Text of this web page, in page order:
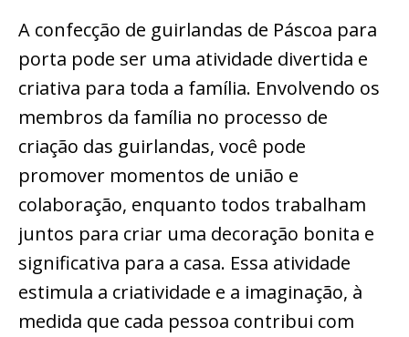
A confecção de guirlandas de Páscoa para
porta pode ser uma atividade divertida e
criativa para toda a família. Envolvendo os
membros da família no processo de
criação das guirlandas, você pode
promover momentos de união e
colaboração, enquanto todos trabalham
juntos para criar uma decoração bonita e
significativa para a casa. Essa atividade
estimula a criatividade e a imaginação, à
medida que cada pessoa contribui com